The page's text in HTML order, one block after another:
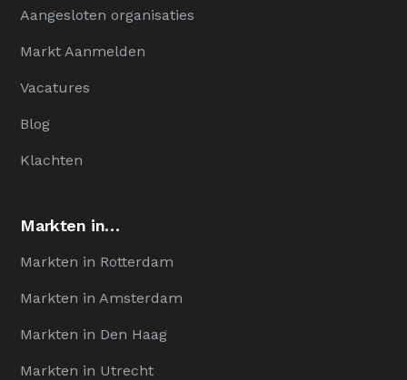
Aangesloten organisaties
Markt Aanmelden
Vacatures
Blog
Klachten
Markten in…
Markten in Rotterdam
Markten in Amsterdam
Markten in Den Haag
Markten in Utrecht